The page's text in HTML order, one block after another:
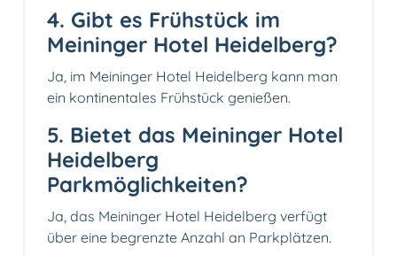
4. Gibt es Frühstück im
Meininger Hotel Heidelberg?
Ja, im Meininger Hotel Heidelberg kann man
ein kontinentales Frühstück genießen.
5. Bietet das Meininger Hotel
Heidelberg
Parkmöglichkeiten?
Ja, das Meininger Hotel Heidelberg verfügt
über eine begrenzte Anzahl an Parkplätzen.